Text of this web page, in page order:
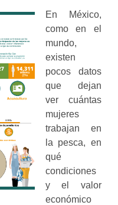
En México,
como en el
mundo,
existen
pocos datos
que dejan
ver cuántas
mujeres
trabajan en
la pesca, en
qué
condiciones
y el valor
económico